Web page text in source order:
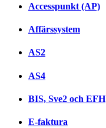
Accesspunkt (AP)
Affärssystem
AS2
AS4
BIS, Sve2 och EFH
E-faktura